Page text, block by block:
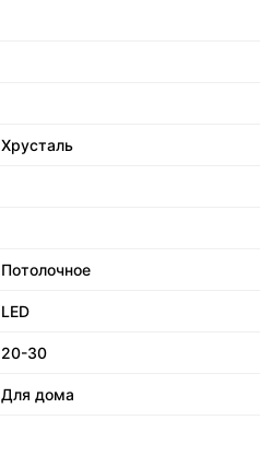
Хрусталь
Потолочное
LED
20-30
Для дома